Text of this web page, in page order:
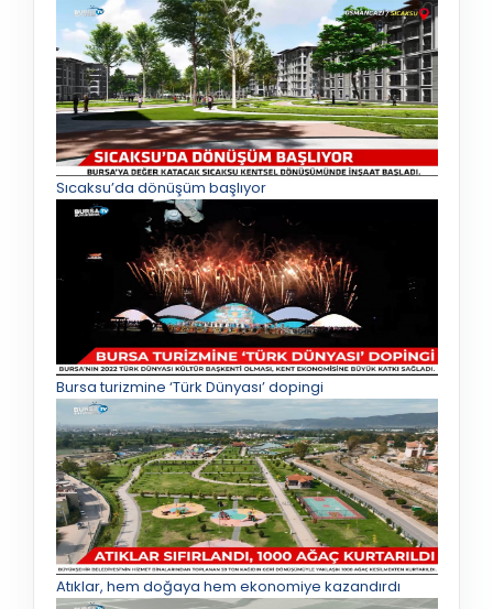
Sıcaksu’da dönüşüm başlıyor
Bursa turizmine ‘Türk Dünyası’ dopingi
Atıklar, hem doğaya hem ekonomiye kazandırdı